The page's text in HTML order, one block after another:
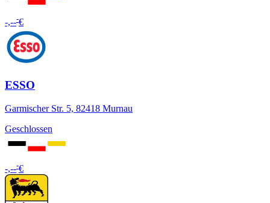
-,---€
ESSO
Garmischer Str. 5, 82418 Murnau
Geschlossen
-,---€